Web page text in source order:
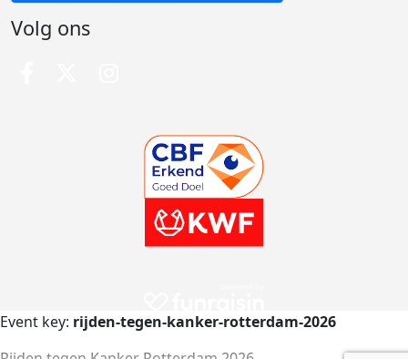
Volg ons
Event key: rijden-tegen-kanker-rotterdam-2026